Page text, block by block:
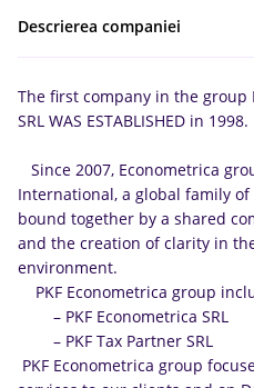
Descrierea companiei
The first company in the group
SRL WAS ESTABLISHED in 1998.
Since 2007, Econometrica
International, a global family
bound together by a shared
and the creation of clarity in
environment.
PKF Econometrica group
– PKF Econometrica SRL
– PKF Tax Partner SRL
PKF Econometrica group